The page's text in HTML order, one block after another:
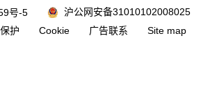
号-5
沪公网安备31010102008025
护 Cookie 广告联系 Site map